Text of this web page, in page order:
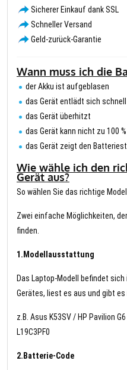
Sicherer Einkauf dank SSL
Schneller Versand
Geld-zurück-Garantie
Wann muss ich die
der Akku ist aufgeblasen
das Gerät entlädt sich schnell
das Gerät überhitzt
das Gerät kann nicht zu 100
das Gerät zeigt den
Wie wähle ich den
Gerät aus?
So wählen Sie das richtige
Zwei einfache Möglichkeiten,
finden.
1.Modellausstattung
Das Laptop-Modell befindet
Gerätes, liest es aus und gibt
z.B. Asus K53SV / HP Pavilion
L19C3PF0
2.Batterie-Code